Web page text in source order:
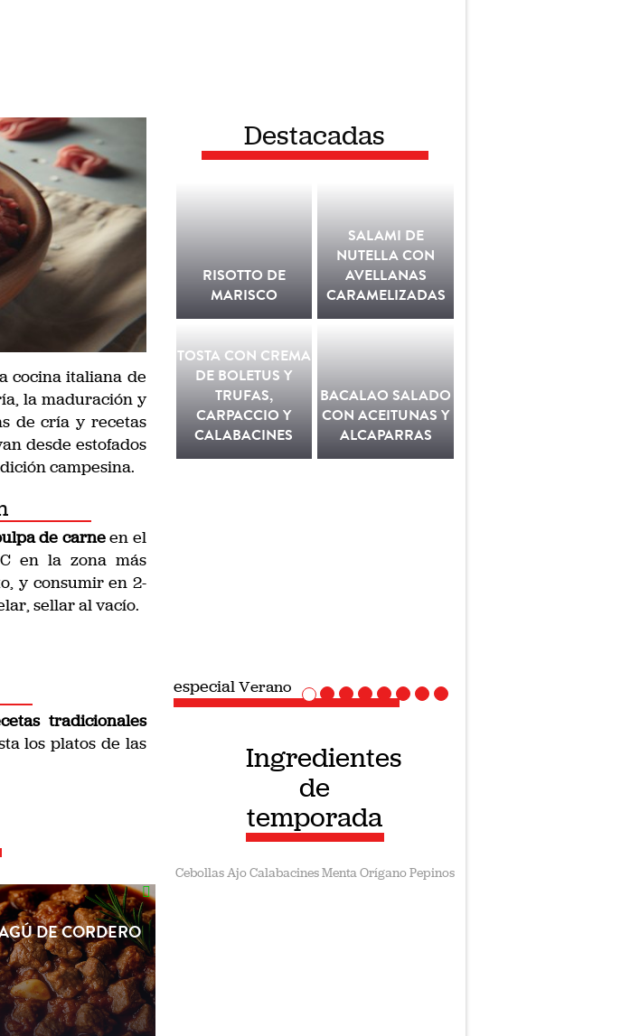
cocina italiana de
la maduración y
de cría y recetas
desde estofados
campesina.
de carneen el
en la zona más
y consumir en 2-
sellar al vacío.
tradicionales
los platos de las
DE CORDERO
Destacadas
RISOTTO DE
MARISCO
SALAMI DE
NUTELLA CON
AVELLANAS
CARAMELIZADAS
TOSTA CON CREMA
DE BOLETUS Y
TRUFAS,
CARPACCIO Y
CALABACINES
BACALAO SALADO
CON ACEITUNAS Y
ALCAPARRAS
especialVerano
Ingredientes
de
temporada
CebollasAjoCalabacinesMentaOríganoPepinos